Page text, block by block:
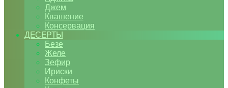
Джем
Квашение
Консервация
ДЕСЕРТЫ
Безе
Желе
Зефир
Ириски
Конфеты